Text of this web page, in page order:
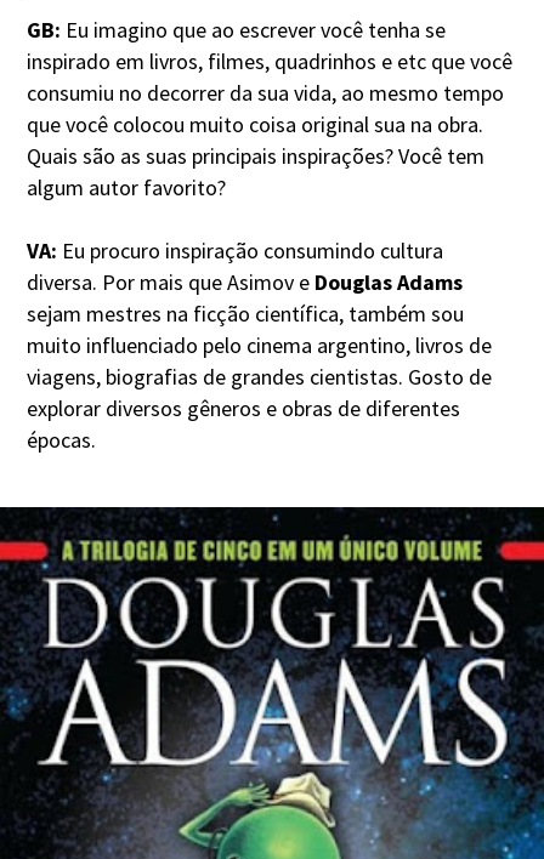
GB: Eu imagino que ao escrever você tenha se
inspirado em livros, filmes, quadrinhos e etc que você
consumiu no decorrer da sua vida, ao mesmo tempo
que você colocou muito coisa original sua na obra.
Quais são as suas principais inspirações? Você tem
algum autor favorito?
VA: Eu procuro inspiração consumindo cultura
diversa. Por mais que Asimov e Douglas Adams
sejam mestres na ficção científica, também sou
muito influenciado pelo cinema argentino, livros de
viagens, biografias de grandes cientistas. Gosto de
explorar diversos gêneros e obras de diferentes
épocas.